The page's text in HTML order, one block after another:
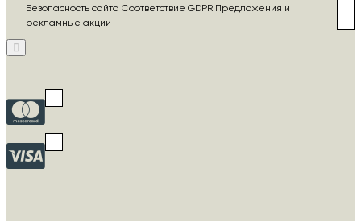
Безопасность сайта Соответствие GDPR Предложения и
рекламные акции